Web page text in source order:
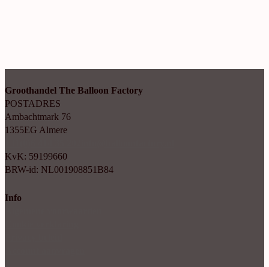
Groothandel The Balloon Factory
POSTADRES
Ambachtmark 76
1355EG Almere
KvK: 59199660
BRW-id: NL001908851B84
Info